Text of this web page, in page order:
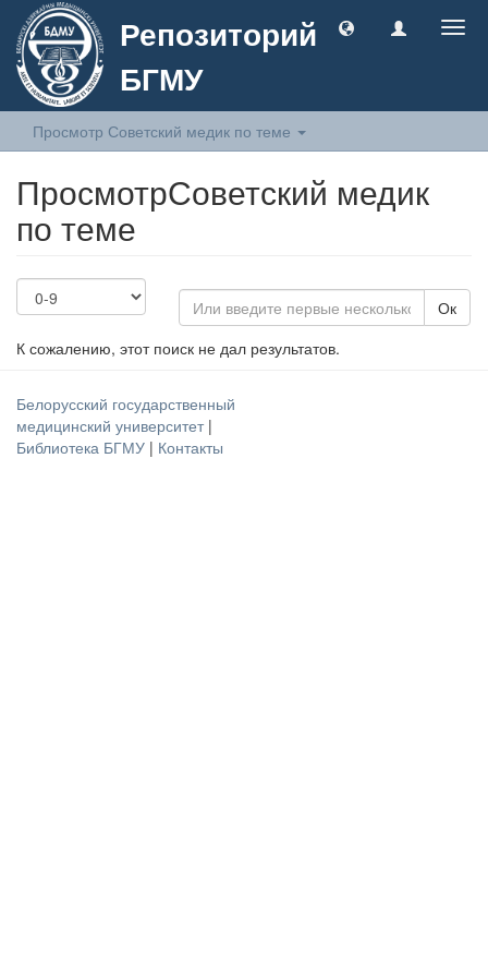
Репозиторий
БГМУ
Просмотр Советский медик по теме
ПросмотрСоветский медик
по теме
Ок
К сожалению, этот поиск не дал результатов.
Белорусский государственный
медицинский университет |
Библиотека БГМУ | Контакты